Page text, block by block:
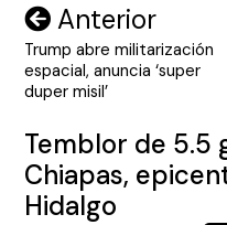
Navegación
de
entradas
Anterior
Trump abre militarización
espacial, anuncia ‘super
duper misil’
Temblor de 5.5
Chiapas,
Hidalgo